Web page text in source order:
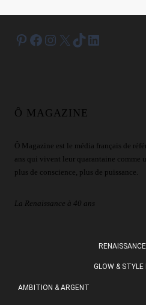
Pinterest
Facebook
Instagram
X TikTokLinkedIn
Ô MAGAZINE
Ô Magazine est le média français de
ans qui vivent leur quarantaine comme
plus de conscience, plus de puissance.
La Renaissance à 40 ans
GLOW & STYLE
AMBITION & ARGENT